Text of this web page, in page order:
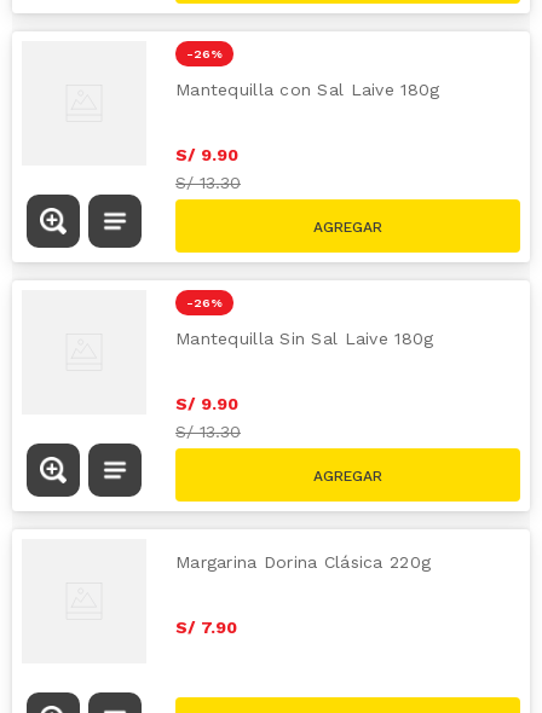
-26 %
Mantequilla con Sal Laive 180g
S/ 9.90
S/13.30
-26 %
Mantequilla Sin Sal Laive 180g
S/ 9.90
S/13.30
Margarina Dorina Clásica 220g
S/ 7.90